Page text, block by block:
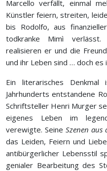
Marcello verfällt, einmal
Künstler feiern, streiten,
bis Rodolfo, aus
todkranke Mimì
realisieren er und die
und ihr Leben sind … doch es
Ein literarisches
Jahrhunderts entstandene
Schriftsteller Henri Murger
eigenes Leben im
verewigte. Seine Szenen aus
das Leiden, Feiern und
antibürgerlicher Lebensstil
genialer Bearbeitung des